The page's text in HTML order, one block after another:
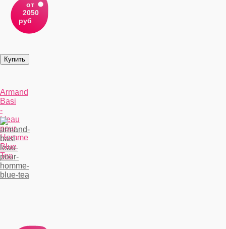
от
2050
руб
Armand
Basi
-
L'eau
pour
Homme
Blue
Tea